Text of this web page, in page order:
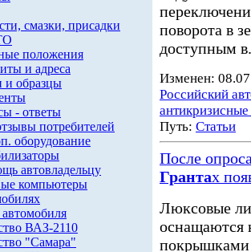
смазки, присадки
положения
и адреса
и образцы
- ответы
потребителей
оборудование
автовладельцу
компьютеры
ВАЗ-2110
"Самара"
поворота в
доступным
Изменен:
Российский
Путь: Статьи
После
Грантах
Люксовые
оснащаются
покрышками